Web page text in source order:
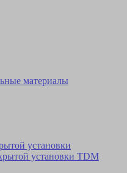
материалы
установки
установки TDM